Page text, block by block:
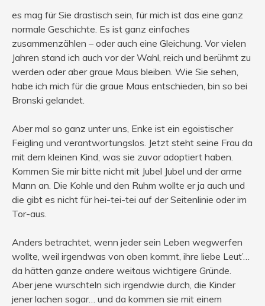
es mag für Sie drastisch sein, für mich ist das eine ganz
normale Geschichte. Es ist ganz einfaches
zusammenzählen – oder auch eine Gleichung. Vor vielen
Jahren stand ich auch vor der Wahl, reich und berühmt zu
werden oder aber graue Maus bleiben. Wie Sie sehen,
habe ich mich für die graue Maus entschieden, bin so bei
Bronski gelandet.
Aber mal so ganz unter uns, Enke ist ein egoistischer
Feigling und verantwortungslos. Jetzt steht seine Frau da
mit dem kleinen Kind, was sie zuvor adoptiert haben.
Kommen Sie mir bitte nicht mit Jubel Jubel und der arme
Mann an. Die Kohle und den Ruhm wollte er ja auch und
die gibt es nicht für hei-tei-tei auf der Seitenlinie oder im
Tor-aus.
Anders betrachtet, wenn jeder sein Leben wegwerfen
wollte, weil irgendwas von oben kommt, ihre liebe Leut’…
da hätten ganze andere weitaus wichtigere Gründe.
Aber jene wurschteln sich irgendwie durch, die Kinder
jener lachen sogar… und da kommen sie mit einem